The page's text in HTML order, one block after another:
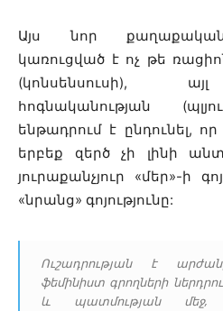
Այս նոր քաղաքական
կառուցված է ոչ թե
(կոնսենսուսի),
հոգնականության
ենթադրում է ընդունել,
երբեք զերծ չի լինի
յուրաքանչյուր «մեր»-ի
«նրանց» գոյությունը:
Ուշադրության է
ֆեմինիստ գրողների
և պատմության